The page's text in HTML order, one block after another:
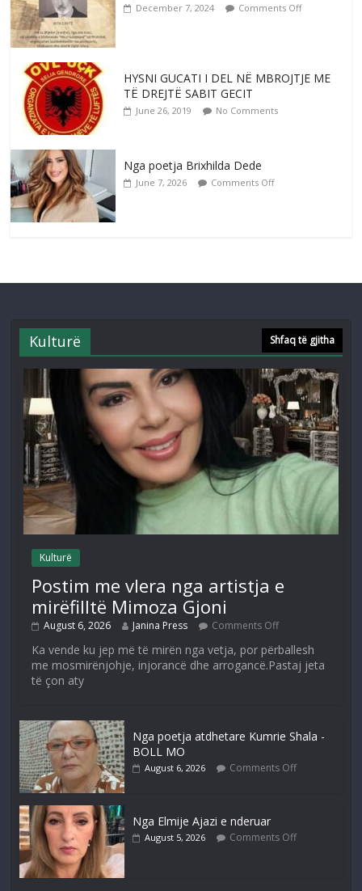
December 7, 2024 Comments Off
HYSNI GUCATI I DEL NË MBROJTJE ME
TË DREJTË SABIT GECIT
June 26, 2019 No Comments
Nga poetja Brixhilda Dede
June 7, 2026 Comments Off
Kulturë Shfaq të gjitha
Kulturë
Postim me vlera nga artistja e
mirëfilltë Mimoza Gjoni
August 6, 2026 Janina Press Comments Off
Ka vende ku jep më të mirën nga vetja, por përballesh
me mosmirënjohje, injorancë dhe arrogancë.Pastaj jeta
të çon aty
Nga poetja atdhetare Kumrie Shala -
BOLL MO
August 6, 2026 Comments Off
Nga Elmije Ajazi e nderuar
August 5, 2026 Comments Off